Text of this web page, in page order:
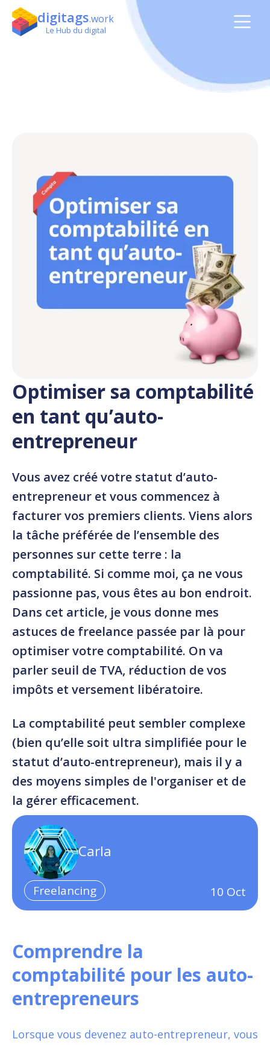
digitags.work
Le Hub du digital
Optimiser sa comptabilité
en tant qu’auto-
entrepreneur
Vous avez créé votre statut d’auto-
entrepreneur et vous commencez à
facturer vos premiers clients. Viens alors
la tâche préférée de l’ensemble des
personnes sur cette terre : la
comptabilité. Si comme moi, ça ne vous
passionne pas, vous êtes au bon endroit.
Dans cet article, je vous donne mes
astuces de freelance passée par là pour
optimiser votre comptabilité. On va
parler seuil de TVA, réduction de vos
impôts et versement libératoire.
La comptabilité peut sembler complexe
(bien qu’elle soit ultra simplifiée pour le
statut d’auto-entrepreneur), mais il y a
des moyens simples de l'organiser et de
la gérer efficacement.
Carla
10 Oct
Freelancing
Comprendre la
comptabilité pour les auto-
entrepreneurs
Lorsque vous devenez auto-entrepreneur, vous